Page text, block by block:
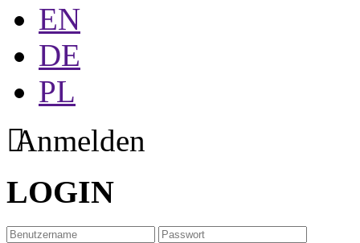
EN
DE
PL
Anmelden
LOGIN